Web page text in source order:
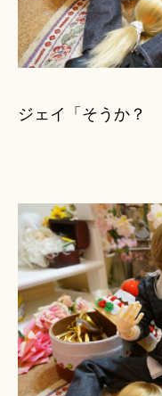
ジェイ「そうか？